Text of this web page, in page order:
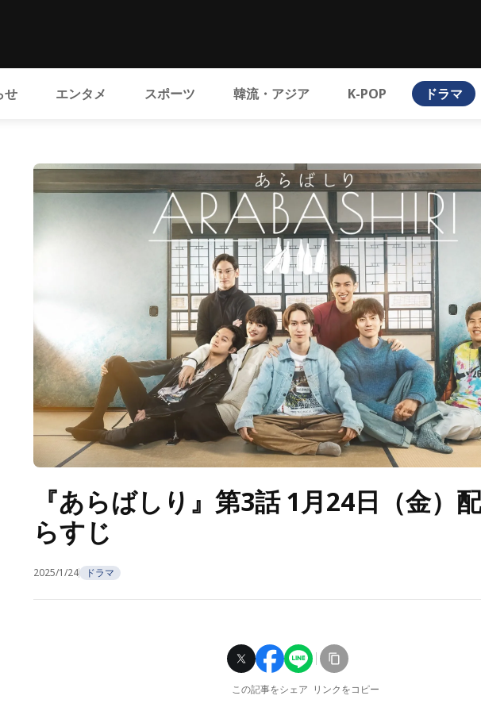
せ エンタメ スポーツ 韓流・アジア K-POP ドラマ
『あらばしり』第3話 1月24日（金）
らすじ
2025/1/24 ドラマ
この記事をシェア リンクをコピー